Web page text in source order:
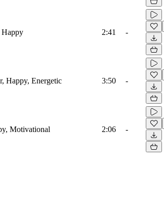
Happy 2:41 -
Happy, Energetic 3:50 -
Motivational 2:06 -